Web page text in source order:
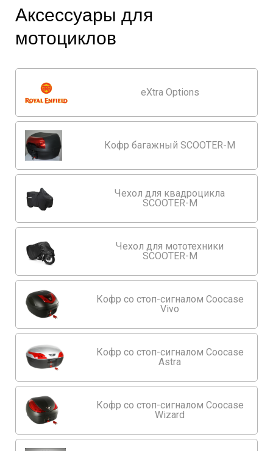
Аксессуары для
мотоциклов
eXtra Options
Кофр багажный SCOOTER-M
Чехол для квадроцикла
SCOOTER-M
Чехол для мототехники
SCOOTER-M
Кофр со стоп-сигналом Coocase
Vivo
Кофр со стоп-сигналом Coocase
Astra
Кофр со стоп-сигналом Coocase
Wizard